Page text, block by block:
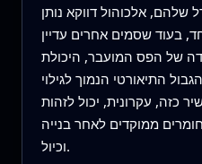
שלהם, אלכוהול דווקא נותן
בעוד שסמים אחרים עדיין
של הפס המועבר, היכולת
התיאורטי הנמוך לגילוי
כזה, עקרונית, יכול לזהות
ממוקדים לאחר בנייה
וכיול.